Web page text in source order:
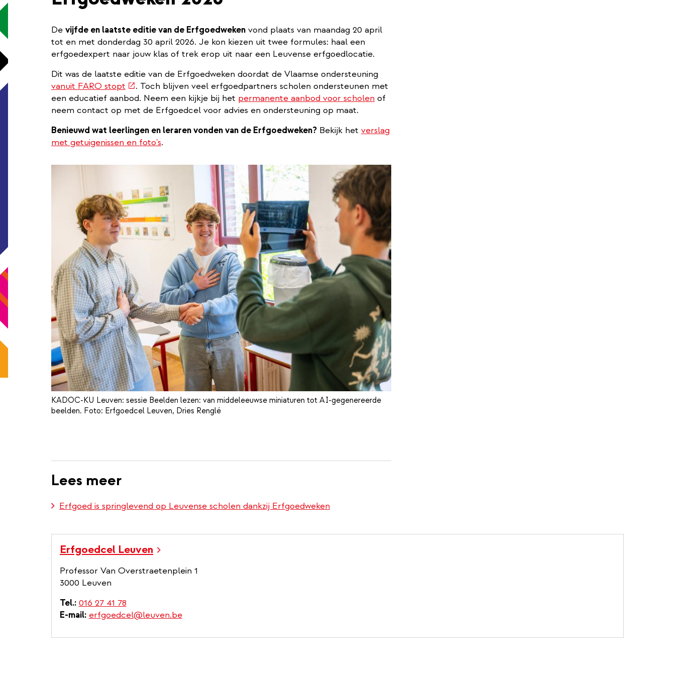
De vijfde en laatste editie van de Erfgoedweken vond plaats van maandag 20 april
tot en met donderdag 30 april 2026. Je kon kiezen uit twee formules: haal een
erfgoedexpert naar jouw klas of trek erop uit naar een Leuvense erfgoedlocatie.
Dit was de laatste editie van de Erfgoedweken doordat de Vlaamse ondersteuning
vanuit FARO stopt (externe
link)
. Toch blijven veel erfgoedpartners scholen ondersteunen met
een educatief aanbod. Neem een kijkje bij het permanente aanbod voor scholen of
neem contact op met de Erfgoedcel voor advies en ondersteuning op maat.
Benieuwd wat leerlingen en leraren vonden van de Erfgoedweken? Bekijk het verslag
met getuigenissen en foto's.
KADOC-KU Leuven: sessie Beelden lezen: van middeleeuwse miniaturen tot AI-gegenereerde
beelden. Foto: Erfgoedcel Leuven, Dries Renglé
Lees meer
Erfgoed is springlevend op Leuvense scholen dankzij Erfgoedweken
Erfgoedcel Leuven
Professor Van Overstraetenplein 1
3000 Leuven
Tel. 016 27 41 78
E-mail erfgoedcel@leuven.be